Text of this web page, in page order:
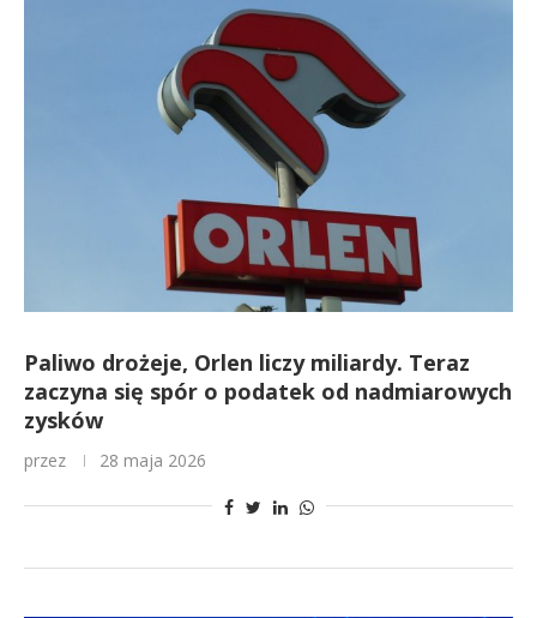
Paliwo drożeje, Orlen liczy miliardy. Teraz
zaczyna się spór o podatek od nadmiarowych
zysków
przez 28 maja 2026